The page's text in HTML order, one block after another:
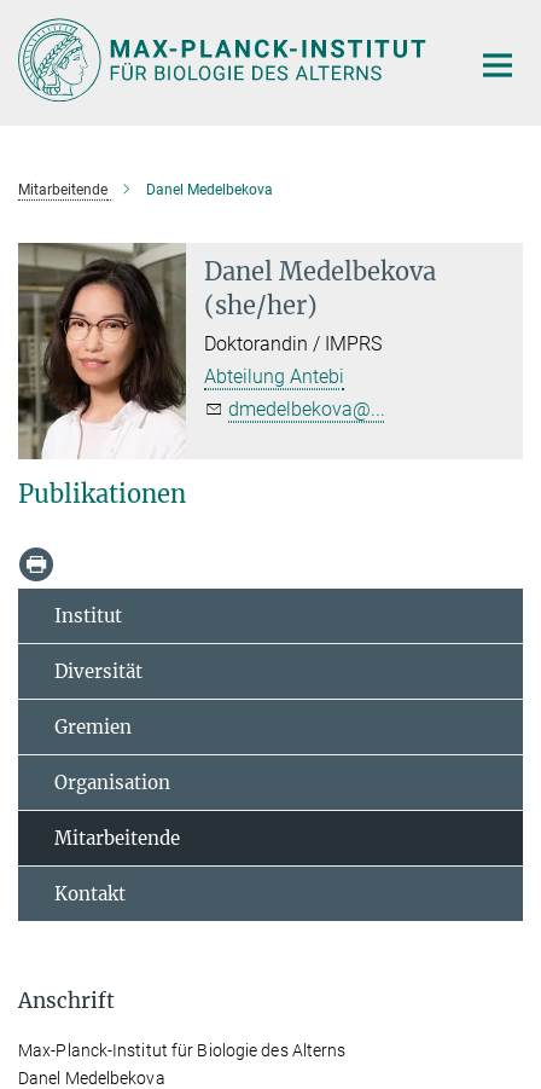
Hauptinhalt
Mitarbeitende Danel Medelbekova
Danel Medelbekova
(she/her)
Doktorandin / IMPRS
Abteilung Antebi
dmedelbekova@...
Publikationen
Institut
Diversität
Gremien
Organisation
Mitarbeitende
Kontakt
Anschrift
Max-Planck-Institut für Biologie des Alterns
Danel Medelbekova